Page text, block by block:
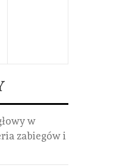
w
zabiegów i